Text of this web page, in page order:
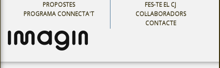
PROPOSTES
PROGRAMA CONNECTA'T
FES-TE EL CJ
COL·LABORADORS
CONTACTE